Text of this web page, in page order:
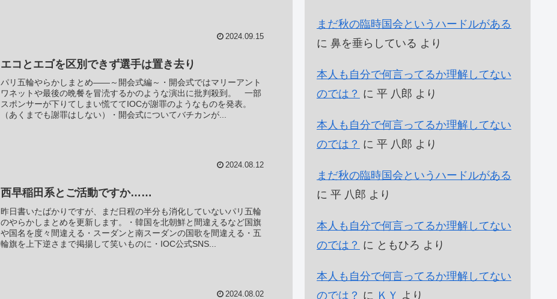
2024.09.15
エコとエゴを区別できず選手は置き去り
パリ五輪やらかしまとめ――～開会式編～・開会式ではマリーアント
ワネットや最後の晩餐を冒涜するかのような演出に批判殺到。 一部
スポンサーが下りてしまい慌ててIOCが謝罪のようなものを発表。
（あくまでも謝罪はしない）・開会式についてバチカンが...
2024.08.12
西早稲田系とご活動ですか……
昨日書いたばかりですが、まだ日程の半分も消化していないパリ五輪
のやらかしまとめを更新します。・韓国を北朝鮮と間違えるなど国旗
や国名を度々間違える・スーダンと南スーダンの国歌を間違える・五
輪旗を上下逆さまで掲揚して笑いものに・IOC公式SNS...
2024.08.02
まだ秋の臨時国会というハードルがある
に 鼻を垂らしている より
本人も自分で何言ってるか理解してない
のでは？ に 平 八郎 より
本人も自分で何言ってるか理解してない
のでは？ に 平 八郎 より
まだ秋の臨時国会というハードルがある
に 平 八郎 より
本人も自分で何言ってるか理解してない
のでは？ に ともひろ より
本人も自分で何言ってるか理解してない
のでは？ に ＫＹ より